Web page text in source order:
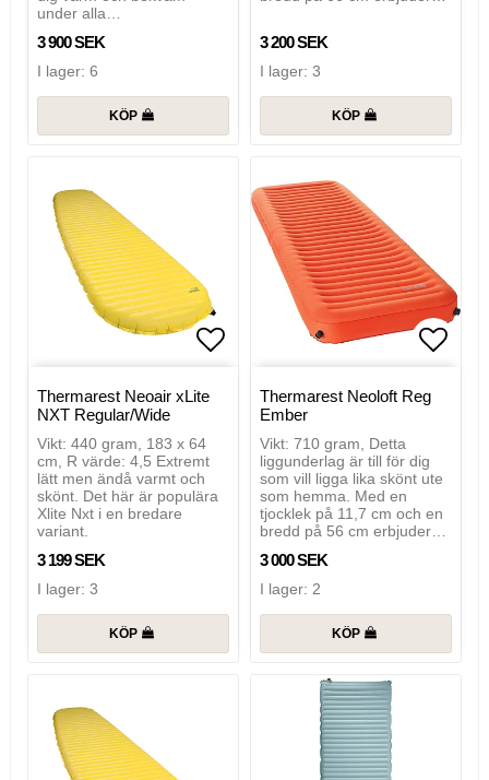
under alla…
3 900 SEK
I lager: 6
KÖP
3 200 SEK
I lager: 3
KÖP
Thermarest Neoair xLite
NXT Regular/Wide
Vikt: 440 gram, 183 x 64
cm, R värde: 4,5 Extremt
lätt men ändå varmt och
skönt. Det här är populära
Xlite Nxt i en bredare
variant.
3 199 SEK
I lager: 3
KÖP
Thermarest Neoloft Reg
Ember
Vikt: 710 gram, Detta
liggunderlag är till för dig
som vill ligga lika skönt ute
som hemma. Med en
tjocklek på 11,7 cm och en
bredd på 56 cm erbjuder…
3 000 SEK
I lager: 2
KÖP